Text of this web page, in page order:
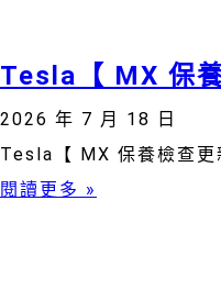
Tesla【 MX 保養
2026 年 7 月 18 日
Tesla【 MX 保養檢查更
閱讀更多 »